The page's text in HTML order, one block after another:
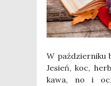
W paź­dzier­ni­ku
Jesień, koc,
kawa, no i